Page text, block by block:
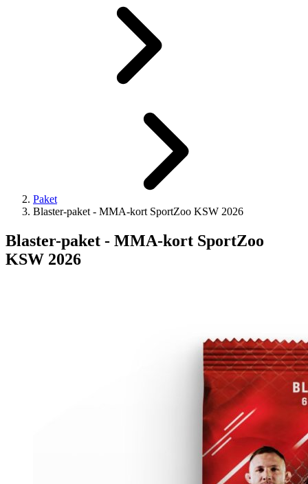
Paket
Blaster-paket - MMA-kort SportZoo KSW 2026
Blaster-paket - MMA-kort SportZoo
KSW 2026